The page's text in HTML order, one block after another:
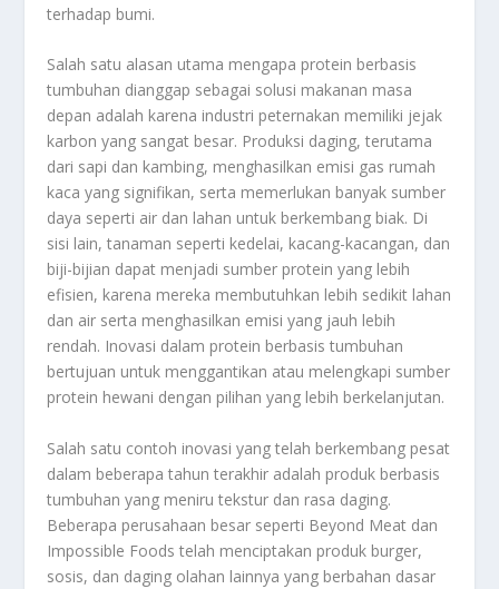
terhadap bumi.
Salah satu alasan utama mengapa protein berbasis
tumbuhan dianggap sebagai solusi makanan masa
depan adalah karena industri peternakan memiliki jejak
karbon yang sangat besar. Produksi daging, terutama
dari sapi dan kambing, menghasilkan emisi gas rumah
kaca yang signifikan, serta memerlukan banyak sumber
daya seperti air dan lahan untuk berkembang biak. Di
sisi lain, tanaman seperti kedelai, kacang-kacangan, dan
biji-bijian dapat menjadi sumber protein yang lebih
efisien, karena mereka membutuhkan lebih sedikit lahan
dan air serta menghasilkan emisi yang jauh lebih
rendah. Inovasi dalam protein berbasis tumbuhan
bertujuan untuk menggantikan atau melengkapi sumber
protein hewani dengan pilihan yang lebih berkelanjutan.
Salah satu contoh inovasi yang telah berkembang pesat
dalam beberapa tahun terakhir adalah produk berbasis
tumbuhan yang meniru tekstur dan rasa daging.
Beberapa perusahaan besar seperti Beyond Meat dan
Impossible Foods telah menciptakan produk burger,
sosis, dan daging olahan lainnya yang berbahan dasar